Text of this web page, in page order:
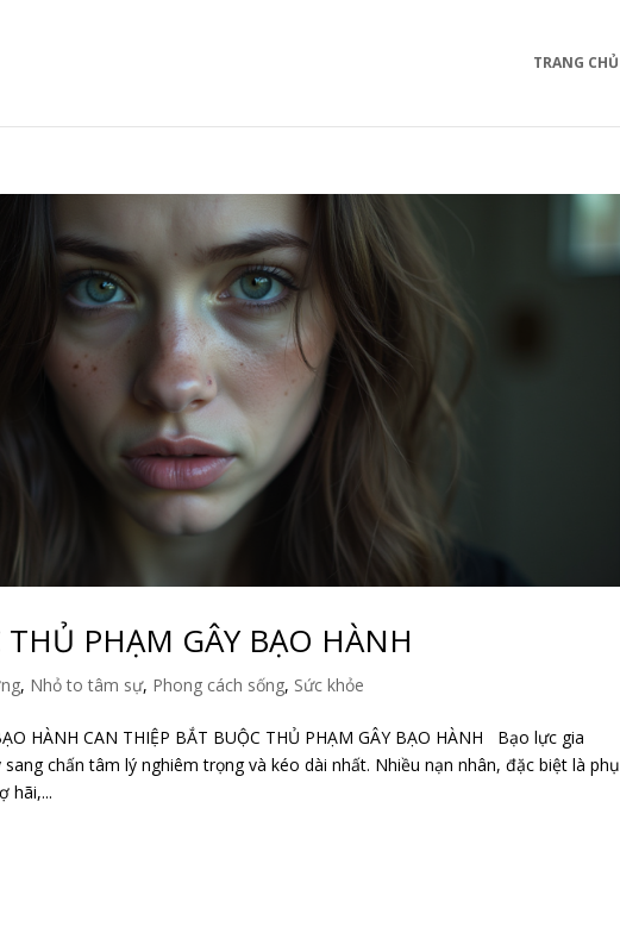
TRANG CHỦ
PHẠM GÂY BẠO HÀNH
, Nhỏ to tâm sự, Phong cách sống, Sức khỏe
HÀNH CAN THIỆP BẮT BUỘC THỦ PHẠM GÂY BẠO HÀNH Bạo lực gia
chấn tâm lý nghiêm trọng và kéo dài nhất. Nhiều nạn nhân, đặc biệt là phụ
hãi,...